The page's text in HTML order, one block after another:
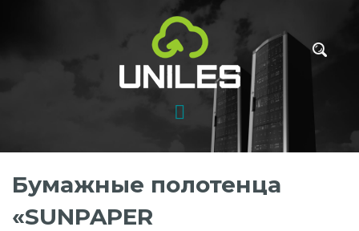
Бумажные полотенца
«SUNPAPER